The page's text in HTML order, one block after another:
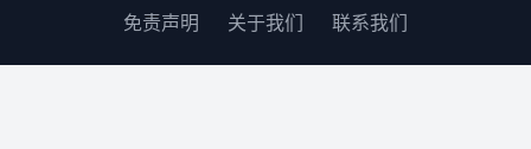
免责声明 关于我们 联系我们